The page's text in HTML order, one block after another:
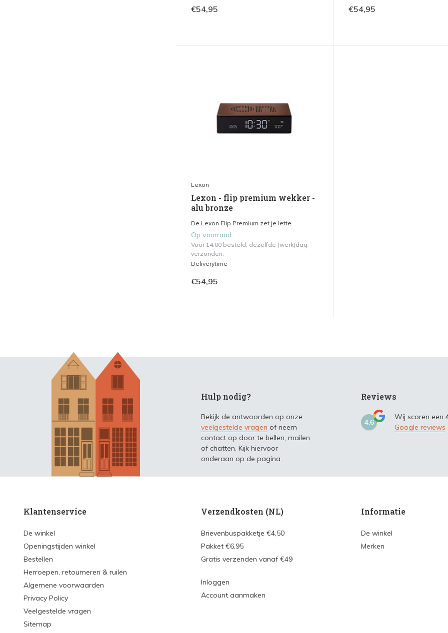
€54,95 €54,95
Lexon
Lexon - flip premium wekker -
alu bronze
De Lexon Flip Premium zet je lette...
Op voorraad
Voor 14.00 besteld, dezelfde (werk)dag
verzonden.
Deliverytime
€54,95
Hulp nodig?
Bekijk de antwoorden op onze
veelgestelde vragen of neem
contact op door te bellen, mailen
of chatten. Kijk hiervoor
onderaan op de pagina.
Reviews
4,6
Wij scoren een
Google reviews
Klantenservice
De winkel
Openingstijden winkel
Bestellen
Herroepen, retourneren & ruilen
Algemene voorwaarden
Privacy Policy
Veelgestelde vragen
Sitemap
Verzendkosten (NL)
Brievenbuspakketje €4,50
Pakket €6,95
Gratis verzenden vanaf €49
Inloggen
Account aanmaken
Informatie
De winkel
Merken